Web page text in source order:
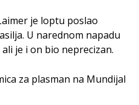
je loptu poslao
U narednom napadu
je i on bio neprecizan.
za plasman na Mundijal